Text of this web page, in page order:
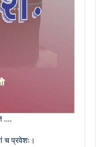
....
च प्रवेशः।